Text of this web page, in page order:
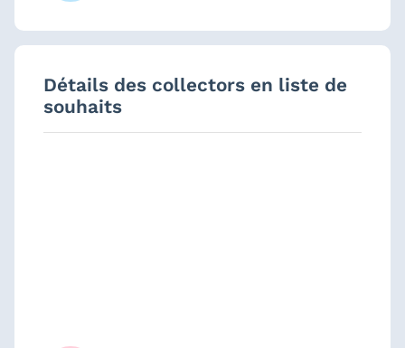
Détails des collectors en liste de
souhaits